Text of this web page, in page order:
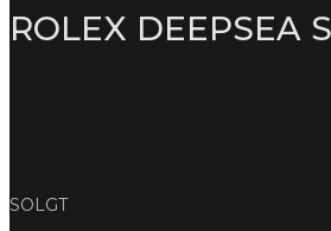
ROLEX DEEPSEA
SOLGT